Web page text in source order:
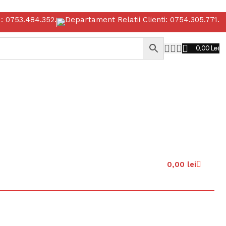
0753.484.352.
Departament Relatii Clienti: 0754.305.771.
0,00Lei
0,00 lei